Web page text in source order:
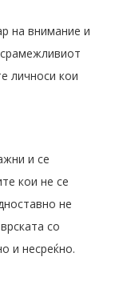
на внимание и
личноси кои
и се
кои не се
не
со
и несреќно.